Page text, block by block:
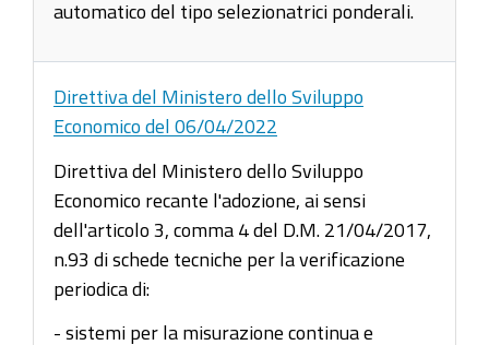
automatico del tipo selezionatrici ponderali.
Direttiva del Ministero dello Sviluppo
Economico del 06/04/2022
Direttiva del Ministero dello Sviluppo
Economico recante l'adozione, ai sensi
dell'articolo 3, comma 4 del D.M. 21/04/2017,
n.93 di schede tecniche per la verificazione
periodica di:
- sistemi per la misurazione continua e